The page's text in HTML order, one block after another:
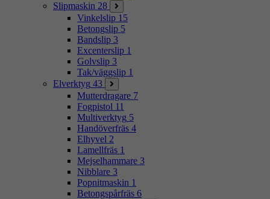
Slipmaskin 28
Vinkelslip 15
Betongslip 5
Bandslip 3
Excenterslip 1
Golvslip 3
Tak/väggslip 1
Elverktyg 43
Mutterdragare 7
Fogpistol 11
Multiverktyg 5
Handöverfräs 4
Elhyvel 2
Lamellfräs 1
Mejselhammare 3
Nibblare 3
Popnitmaskin 1
Betongspårfräs 6